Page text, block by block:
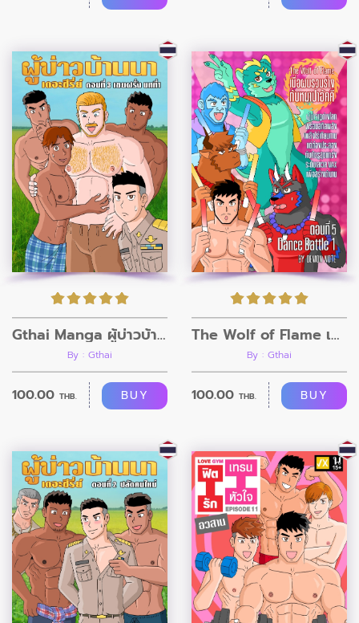
Gthai Manga ผู้บ่าวบ้านนา ตอนที่3
By : Gthai
100.00 THB. BUY
The Wolf of Flame เมื่อผมรวมร่างกับหมาป่าอัคคี ตอนที่5
By : Gthai
100.00 THB. BUY